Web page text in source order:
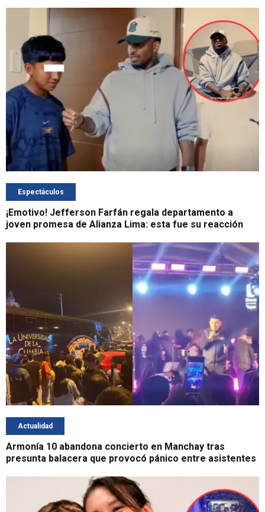
Espectáculos
¡Emotivo! Jefferson Farfán regala departamento a
joven promesa de Alianza Lima: esta fue su reacción
Actualidad
Armonía 10 abandona concierto en Manchay tras
presunta balacera que provocó pánico entre asistentes